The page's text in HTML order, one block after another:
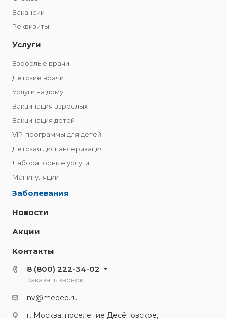
Вакансии
Реквизиты
Услуги
Взрослые врачи
Детские врачи
Услуги на дому
Вакцинация взрослых
Вакцинация детей
VIP-программы для детей
Детская диспансеризация
Лабораторные услуги
Манипуляции
Заболевания
Новости
Акции
Контакты
8 (800) 222-34-02
Заказать звонок
nv@medep.ru
г. Москва, поселение Десёновское,